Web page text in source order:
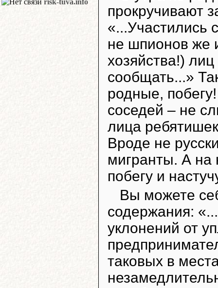
risk-tuva.info
прокручивают
«...Участились
не шпионов же
хозяйства!)
сообщать...»
родные,
соседей – не
лица
Вроде не
мигранты. А на
побегу и
Вы можете
содержания:
уклонений от
таковых в